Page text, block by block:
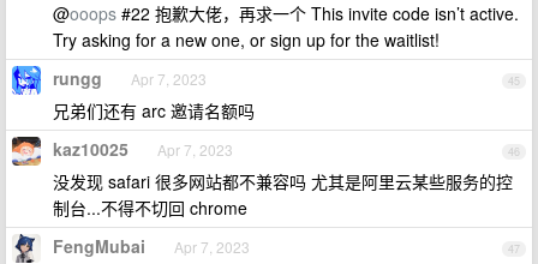
@ooops #22 抱歉大佬，再求一个 This invite code isn’t active.
Try asking for a new one, or sign up for the waitlist!
45
rungg Apr 7, 2023
兄弟们还有 arc 邀请名额吗
46
kaz10025 Apr 7, 2023
没发现 safari 很多网站都不兼容吗 尤其是阿里云某些服务的控
制台...不得不切回 chrome
47
FengMubai Apr 7, 2023